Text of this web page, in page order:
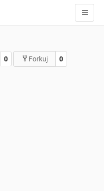
0 Forkuj 0